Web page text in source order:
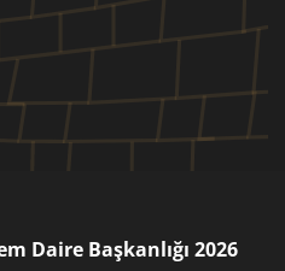
Daire Başkanlığı 2026